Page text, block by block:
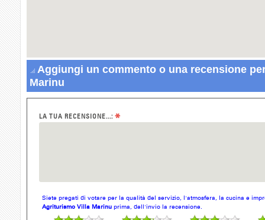
Aggiungi un commento o una recensione
Marinu
LA TUA RECENSIONE...: *
Siete pregati di votare per la qualità del servizio, l'atmosfera, la cucina e
Agriturismo Villa Marinu prima, dell'invio la recensione.